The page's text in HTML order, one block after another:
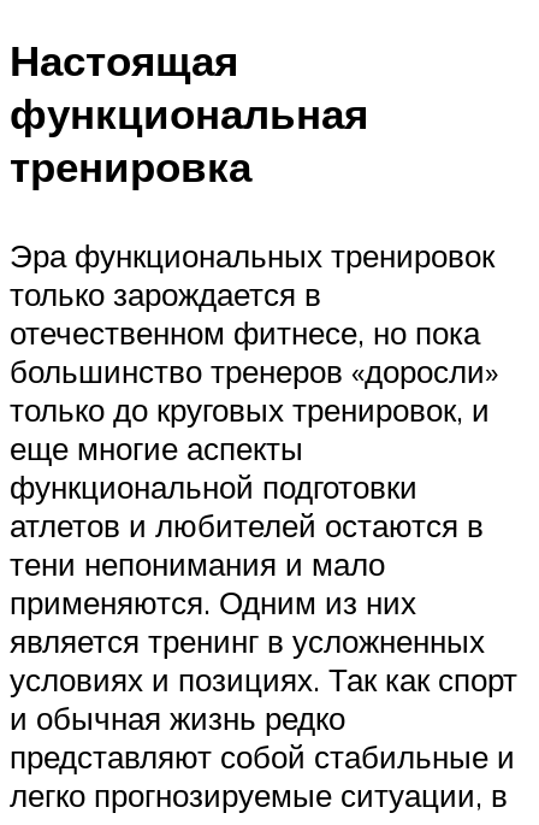
Настоящая
функциональная
тренировка
Эра функциональных тренировок
только зарождается в
отечественном фитнесе, но пока
большинство тренеров «доросли»
только до круговых тренировок, и
еще многие аспекты
функциональной подготовки
атлетов и любителей остаются в
тени непонимания и мало
применяются. Одним из них
является тренинг в усложненных
условиях и позициях. Так как спорт
и обычная жизнь редко
представляют собой стабильные и
легко прогнозируемые ситуации, в